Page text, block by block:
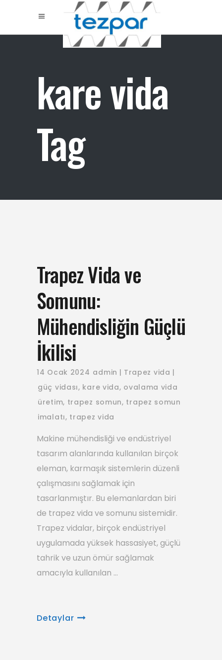
kare vida
Tag
Trapez Vida ve
Somunu:
Mühendisliğin Güçlü
İkilisi
14 Ocak 2024 admin
Trapez vida
güç vidası, kare vida, ovalama vida
üretim, trapez somun, trapez somun
imalatı, trapez vida
Makine mühendisliği ve endüstriyel
tasarım alanlarında kullanılan birçok
eleman, karmaşık sistemlerin düzenli
çalışmasını sağlamak için
tasarlanmıştır. Bu elemanlardan biri
de trapez vida ve somunu sistemidir.
Trapez vidalar, birçok endüstriyel
uygulamada yüksek hassasiyet, güçlü
tahrik ve uzun ömür sağlamak
amacıyla kullanılan
Detaylar